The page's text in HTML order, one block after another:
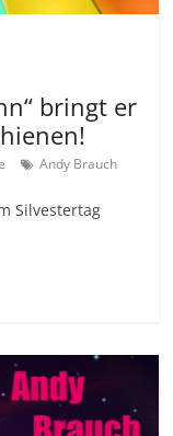
bringt er
Andy Brauch
Silvestertag